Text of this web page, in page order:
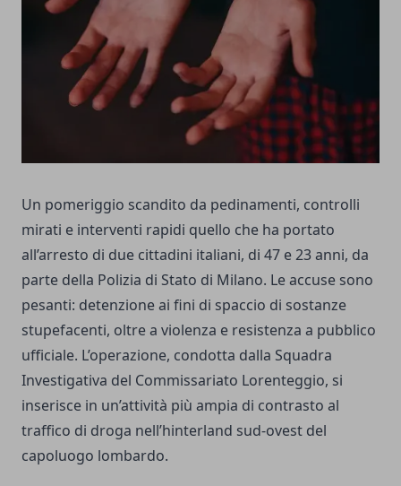
Un pomeriggio scandito da pedinamenti, controlli
mirati e interventi rapidi quello che ha portato
all’arresto di due cittadini italiani, di 47 e 23 anni, da
parte della Polizia di Stato di Milano. Le accuse sono
pesanti: detenzione ai fini di spaccio di sostanze
stupefacenti, oltre a violenza e resistenza a pubblico
ufficiale. L’operazione, condotta dalla Squadra
Investigativa del Commissariato Lorenteggio, si
inserisce in un’attività più ampia di contrasto al
traffico di droga nell’hinterland sud-ovest del
capoluogo lombardo.